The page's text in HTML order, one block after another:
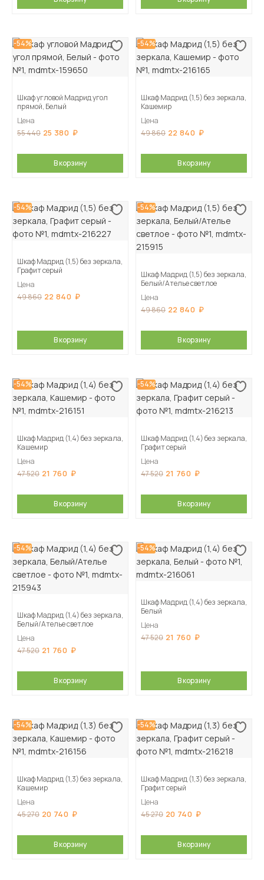
-54%
Шкаф угловой Мадрид угол
прямой, Белый
Цена
55 440 25 380
В корзину
-54%
Шкаф Мадрид (1,5) без зеркала,
Кашемир
Цена
49 860 22 840
В корзину
-54%
Шкаф Мадрид (1,5) без зеркала,
Графит серый
Цена
49 860 22 840
В корзину
-54%
Шкаф Мадрид (1,5) без зеркала,
Белый/Ателье светлое
Цена
49 860 22 840
В корзину
-54%
Шкаф Мадрид (1,4) без зеркала,
Кашемир
Цена
47 520 21 760
В корзину
-54%
Шкаф Мадрид (1,4) без зеркала,
Графит серый
Цена
47 520 21 760
В корзину
-54%
Шкаф Мадрид (1,4) без зеркала,
Белый/Ателье светлое
Цена
47 520 21 760
В корзину
-54%
Шкаф Мадрид (1,4) без зеркала,
Белый
Цена
47 520 21 760
В корзину
-54%
Шкаф Мадрид (1,3) без зеркала,
Кашемир
Цена
45 270 20 740
В корзину
-54%
Шкаф Мадрид (1,3) без зеркала,
Графит серый
Цена
45 270 20 740
В корзину